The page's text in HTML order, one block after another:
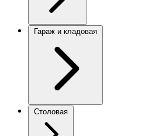
Гараж и кладовая
Столовая